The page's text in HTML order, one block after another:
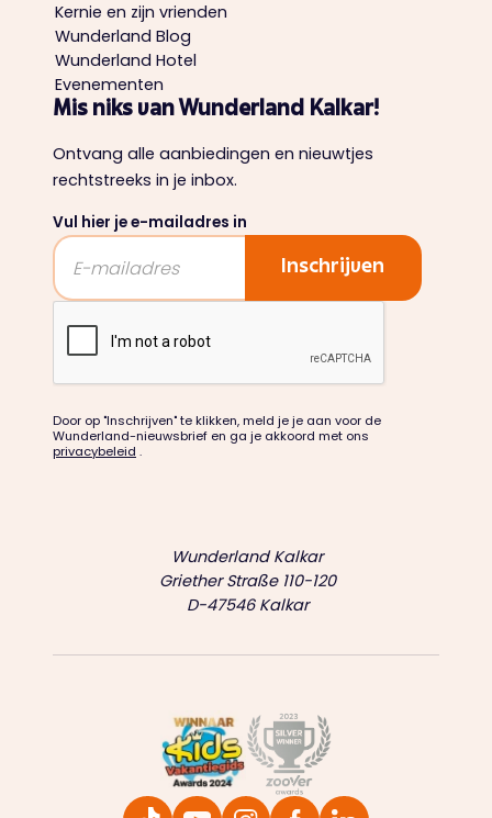
Kernie en zijn vrienden
Wunderland Blog
Wunderland Hotel
Evenementen
Mis niks van Wunderland Kalkar!
Ontvang alle aanbiedingen en nieuwtjes
rechtstreeks in je inbox.
Vul hier je e-mailadres in
Door op "Inschrijven" te klikken, meld je je aan voor de
Wunderland-nieuwsbrief en ga je akkoord met ons
privacybeleid .
Wunderland Kalkar
Griether Straße 110-120
D-47546 Kalkar